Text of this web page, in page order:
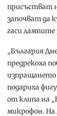
присъстват
започват да
гаси
„България
предрекоха
изпращането
подариха
от клипа на
микрофон. На